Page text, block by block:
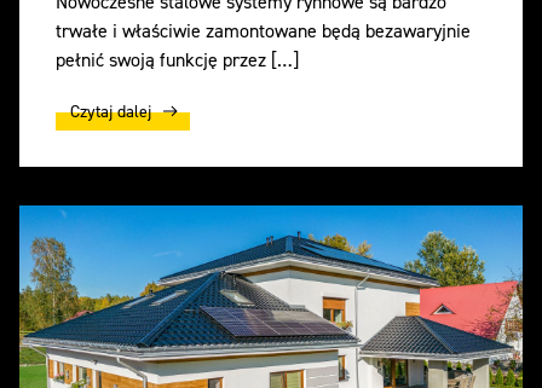
trwałe i właściwie zamontowane będą bezawaryjnie
pełnić swoją funkcję przez […]
Czytaj dalej